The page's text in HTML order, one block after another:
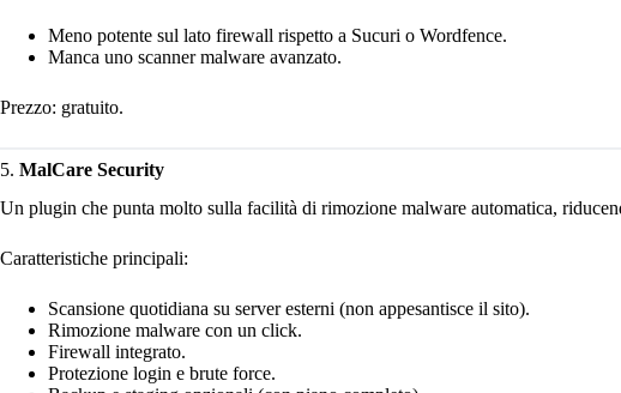
Meno potente sul lato firewall rispetto a Sucuri o Wordfence.
Manca uno scanner malware avanzato.
Prezzo: gratuito.
5. MalCare Security
Un plugin che punta molto sulla facilità di rimozione malware automatica,
Caratteristiche principali:
Scansione quotidiana su server esterni (non appesantisce il sito).
Rimozione malware con un click.
Firewall integrato.
Protezione login e brute force.